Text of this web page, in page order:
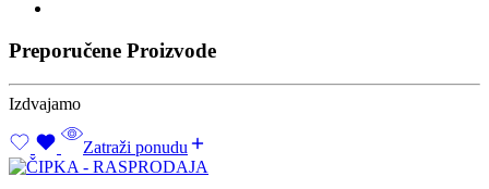
Preporučene Proizvode
Izdvajamo
Zatraži ponudu